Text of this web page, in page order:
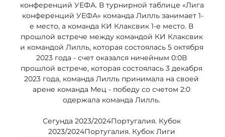
конференций УЕФА. В турнирной таблице «Лига
конференций УЕФА» команда Лилль занимает 1-
е место, а команда КИ Клаксвик 1-е место. В
прошлой встрече между командой КИ Клаксвик
и командой Лилль, которая состоялась 5 октября
2023 года - счет оказался ничейным 0:0В
прошлой встрече, которая состоялась 3 декабря
2023 года, команда Лилль принимала на своей
арене команда Мец - победу со счетом 2:0
одержала команда Лилль.
Сегунда 2023/2024Португалия. Кубок
2023/2024Португалия. Кубок Лиги